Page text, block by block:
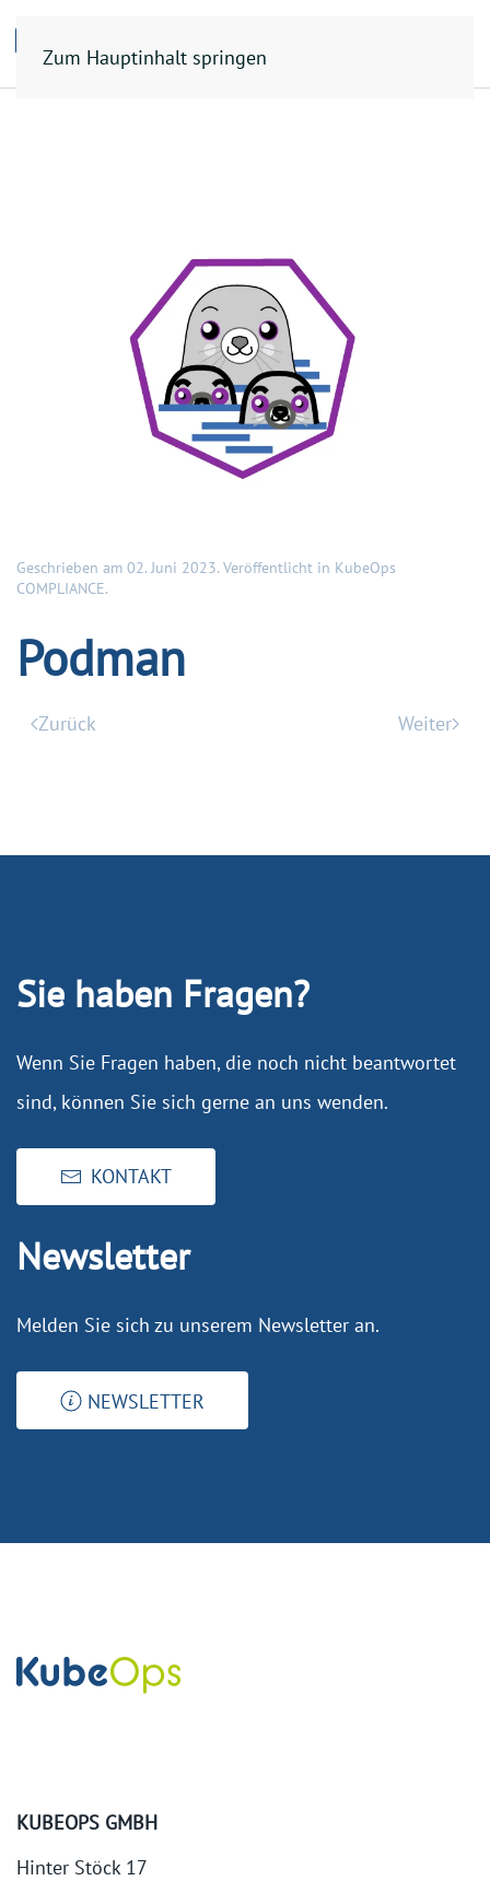
Zum Hauptinhalt springen
Geschrieben am 02. Juni 2023. Veröffentlicht in KubeOps
COMPLIANCE.
Podman
Zurück Weiter
Sie haben Fragen?
Wenn Sie Fragen haben, die noch nicht beantwortet
sind, können Sie sich gerne an uns wenden.
KONTAKT
Newsletter
Melden Sie sich zu unserem Newsletter an.
NEWSLETTER
KUBEOPS GMBH
Hinter Stöck 17